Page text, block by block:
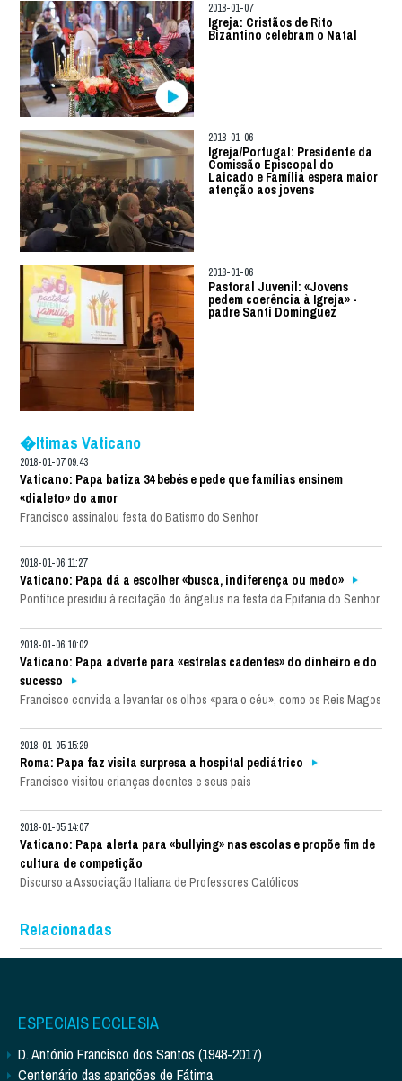
2018-01-07
Igreja: Cristãos de Rito
Bizantino celebram o Natal
2018-01-06
Igreja/Portugal: Presidente da
Comissão Episcopal do
Laicado e Família espera maior
atenção aos jovens
2018-01-06
Pastoral Juvenil: «Jovens
pedem coerência à Igreja» -
padre Santi Dominguez
�ltimas Vaticano
2018-01-07 09:43
Vaticano: Papa batiza 34 bebés e pede que famílias ensinem
«dialeto» do amor
Francisco assinalou festa do Batismo do Senhor
2018-01-06 11:27
Vaticano: Papa dá a escolher «busca, indiferença ou medo»
Pontífice presidiu à recitação do ângelus na festa da Epifania do Senhor
2018-01-06 10:02
Vaticano: Papa adverte para «estrelas cadentes» do dinheiro e do
sucesso
Francisco convida a levantar os olhos «para o céu», como os Reis Magos
2018-01-05 15:29
Roma: Papa faz visita surpresa a hospital pediátrico
Francisco visitou crianças doentes e seus pais
2018-01-05 14:07
Vaticano: Papa alerta para «bullying» nas escolas e propõe fim de
cultura de competição
Discurso a Associação Italiana de Professores Católicos
Relacionadas
ESPECIAIS ECCLESIA
D. António Francisco dos Santos (1948-2017)
Centenário das aparições de Fátima